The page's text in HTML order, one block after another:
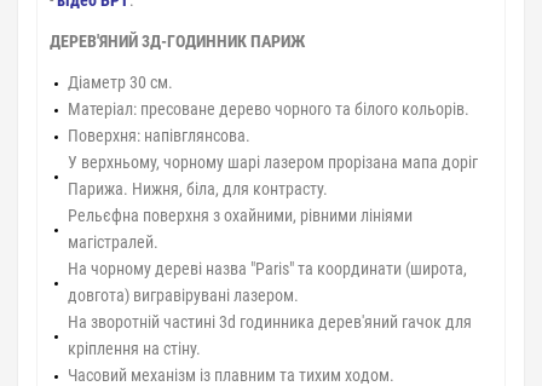
ДЕРЕВ'ЯНИЙ 3Д-ГОДИННИК ПАРИЖ
Діаметр 30 см.
Матеріал: пресоване дерево чорного та білого кольорів.
Поверхня: напівглянсова.
У верхньому, чорному шарі лазером прорізана мапа доріг
Парижа. Нижня, біла, для контрасту.
Рельєфна поверхня з охайними, рівними лініями
магістралей.
На чорному дереві назва "Paris" та координати (широта,
довгота) вигравірувані лазером.
На зворотній частині 3d годинника дерев'яний гачок для
кріплення на стіну.
Часовий механізм із плавним та тихим ходом.